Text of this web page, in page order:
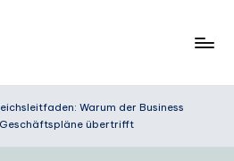
Warum der Business
übertrifft